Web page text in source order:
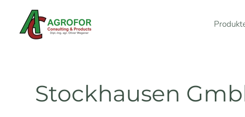
Skip to main content
Stockhausen